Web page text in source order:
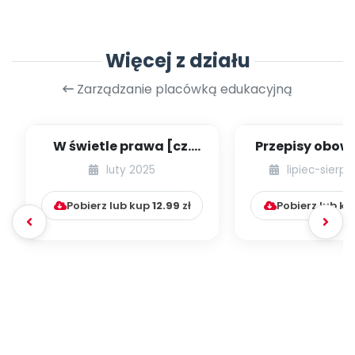
Więcej z działu
Zarządzanie placówką edukacyjną
W świetle prawa [cz.
68] [kącik eksperta]
luty 2025
Pobierz lub kup12.99 zł
Przepisy
wlipiec-
Pobierz lub